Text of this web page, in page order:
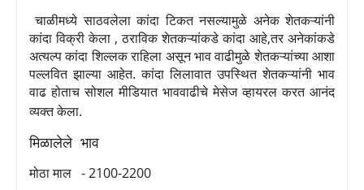
चाळीमध्ये साठवलेला कांदा टिकत नसल्यामुळे अनेक शेतकऱ्यांनी
कांदा विक्री केला ,ठराविक शेतकऱ्यांकडे कांदा आहे,तर अनेकांकडे
अत्यल्प कांदा शिल्लक राहिला असून भाव वाढीमुळे शेतकऱ्यांच्या आशा
पल्लवित झाल्या आहेत. कांदा लिलावात उपस्थित शेतकऱ्यांनी भाव
वाढ होताच सोशल मीडियात भाववाढीचे मेसेज व्हायरल करत आनंद
व्यक्त केला.
मिळालेले भाव
मोठा माल - 2100-2200